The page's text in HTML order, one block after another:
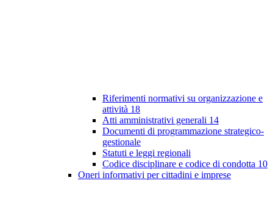
Riferimenti normativi su organizzazione e
attività 18
Atti amministrativi generali 14
Documenti di programmazione strategico-
gestionale
Statuti e leggi regionali
Codice disciplinare e codice di condotta 10
Oneri informativi per cittadini e imprese